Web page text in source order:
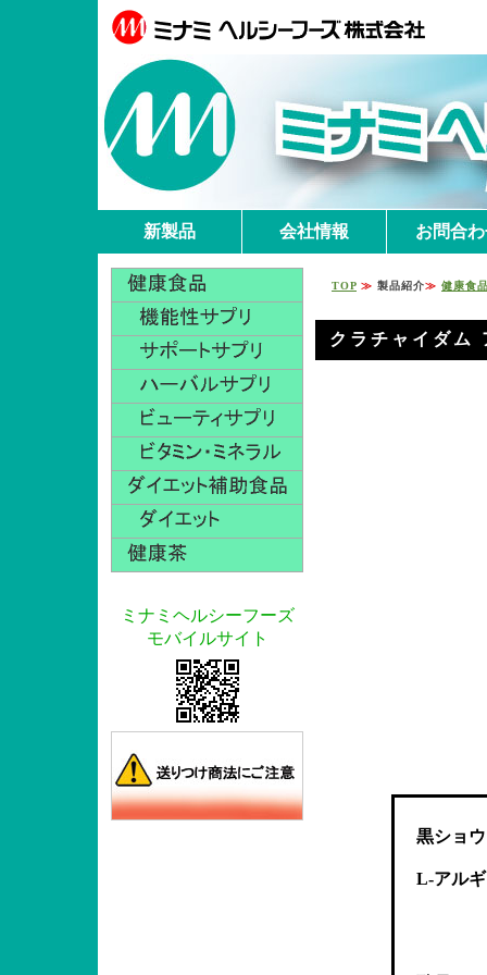
新製品 会社情報 お問合
ミナミヘルシーフーズ
モバイルサイト
TOP ≫ 製品紹介≫ 健康食
クラチャイダム
黒ショ
L-アル